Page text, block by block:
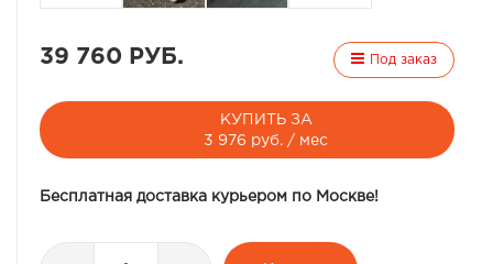
39 760 РУБ. Под заказ
КУПИТЬ ЗА
3 976 руб. / мес
Бесплатная доставка курьером по Москве!